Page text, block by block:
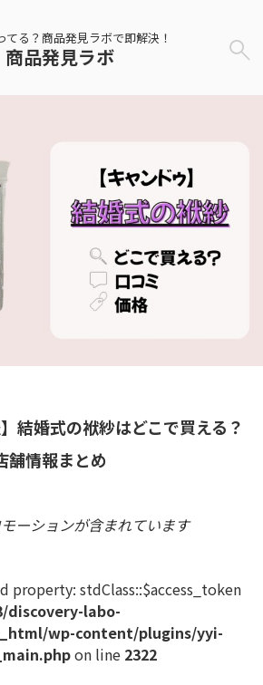
てる？商品発見ラボで即解決！
商品発見ラボ
結婚式の袱紗はどこで買える？
舗情報まとめ
ーションが含まれています
property: stdClass::$access_token
discovery-labo-
wp-content/plugins/yyi-
on line 2322